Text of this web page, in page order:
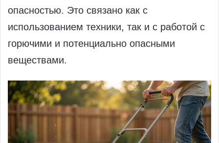
опасностью. Это связано как с
использованием техники, так и с работой с
горючими и потенциально опасными
веществами.